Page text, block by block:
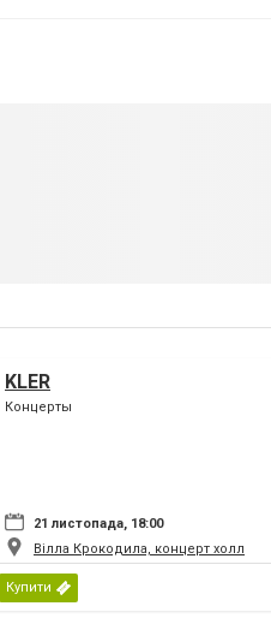
KLER
Концерты
21 листопада, 18:00
Вілла Крокодила, концерт холл
Купити